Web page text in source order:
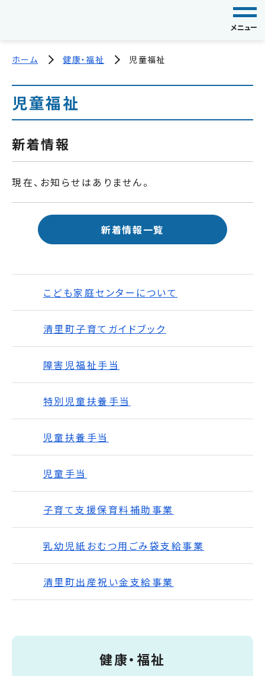
メニュー
ホーム 健康・福祉 児童福祉
児童福祉
新着情報
現在、お知らせはありません。
新着情報一覧
こども家庭センターについて
清里町子育てガイドブック
障害児福祉手当
特別児童扶養手当
児童扶養手当
児童手当
子育て支援保育料補助事業
乳幼児紙おむつ用ごみ袋支給事業
清里町出産祝い金支給事業
健康・福祉